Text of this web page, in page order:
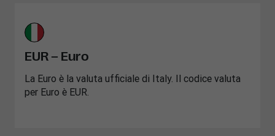
EUR – Euro
La Euro è la valuta ufficiale di Italy. Il codice valuta
per Euro è EUR.